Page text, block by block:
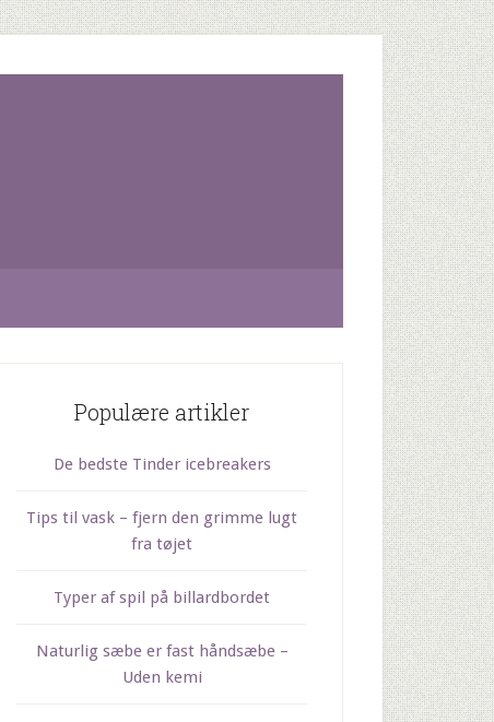
Populære artikler
De bedste Tinder icebreakers
Tips til vask – fjern den grimme lugt
fra tøjet
Typer af spil på billardbordet
Naturlig sæbe er fast håndsæbe –
Uden kemi